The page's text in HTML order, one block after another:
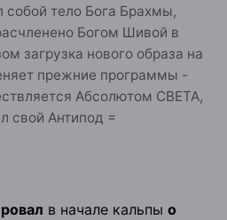
тело Бога Брахмы,
Богом Шивой в
загрузка нового образа на
прежние программы -
Абсолютом СВЕТА,
свой Антипод =
в начале кальпы о